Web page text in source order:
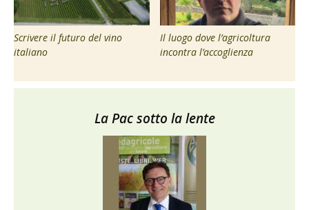
Scrivere il futuro del vino
italiano
Il luogo dove l’agricoltura
incontra l’accoglienza
La Pac sotto la lente